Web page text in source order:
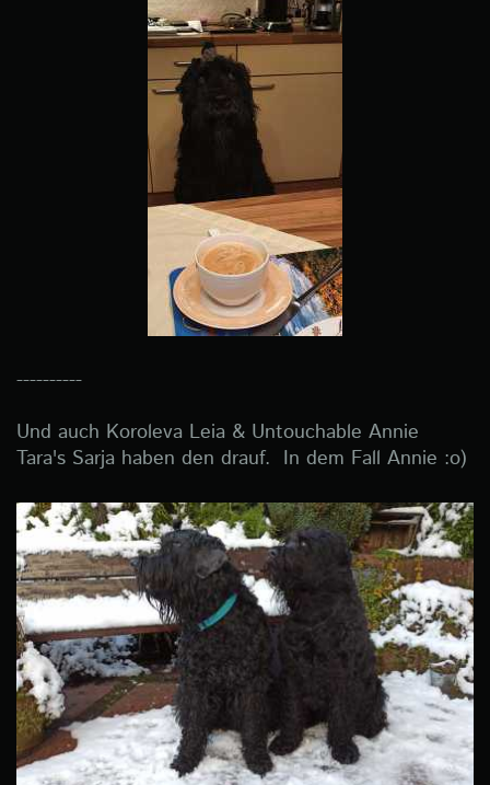
----------
Und auch Koroleva Leia & Untouchable Annie
Tara's Sarja haben den drauf. In dem Fall Annie :o)